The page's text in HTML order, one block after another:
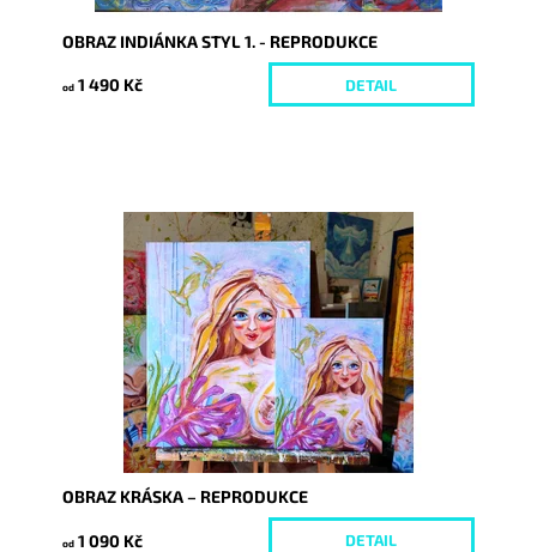
OBRAZ INDIÁNKA STYL 1. - REPRODUKCE
od 1 490 Kč DETAIL
Dostupnost:
Skladem
5896/25
OBRAZ KRÁSKA – REPRODUKCE
od 1 090 Kč DETAIL